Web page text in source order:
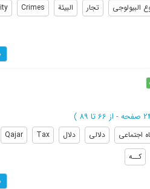
البیولوجی تجار البیئة Crimes
از 66 تا 89 )
اجتماعی دلالی دلال Tax
Qajar
کــه